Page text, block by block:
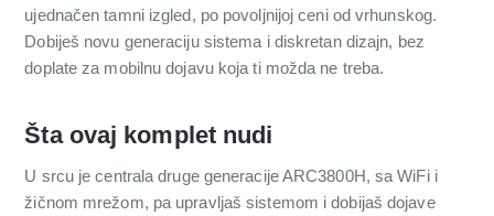
ujednačen tamni izgled, po povoljnijoj ceni od vrhunskog.
Dobiješ novu generaciju sistema i diskretan dizajn, bez
doplate za mobilnu dojavu koja ti možda ne treba.
Šta ovaj komplet nudi
U srcu je centrala druge generacije ARC3800H, sa WiFi i
žičnom mrežom, pa upravljaš sistemom i dobijaš dojave